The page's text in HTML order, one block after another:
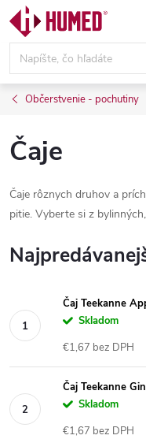
Prejsť
obsah
Občerstvenie - pochutiny
Čaje
Čaje rôznych druhov a
pitie. Vyberte si z
Čaj Teekanne
Skladom
€1,67 bez DPH
Čaj Teekanne
Skladom
€1,67 bez DPH